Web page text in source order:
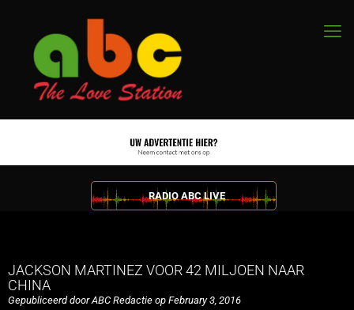
RADIO ABC LIVE
JACKSON MARTINEZ VOOR 42 MILJOEN NAAR
CHINA
Gepubliceerd door ABC Redactie op February 3, 2016